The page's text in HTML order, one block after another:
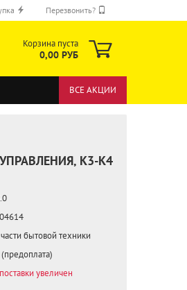
Перезвонить?
Корзина пуста
0,00 РУБ
ВСЕ АКЦИИ
K3-K4
бытовой техники
(предоплата)
увеличен